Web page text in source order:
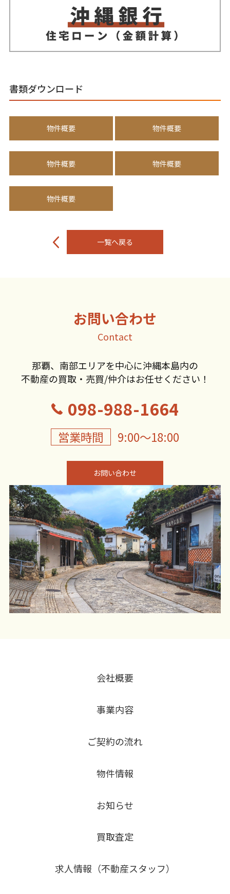
書類ダウンロード
物件概要 物件概要
物件概要 物件概要
物件概要
一覧へ戻る
お問い合わせ
Contact
那覇、南部エリアを中心に沖縄本島内の
不動産の買取・売買/仲介はお任せください！
098-988-1664
営業時間 9:00〜18:00
お問い合わせ
会社概要
事業内容
ご契約の流れ
物件情報
お知らせ
買取査定
求人情報（不動産スタッフ）